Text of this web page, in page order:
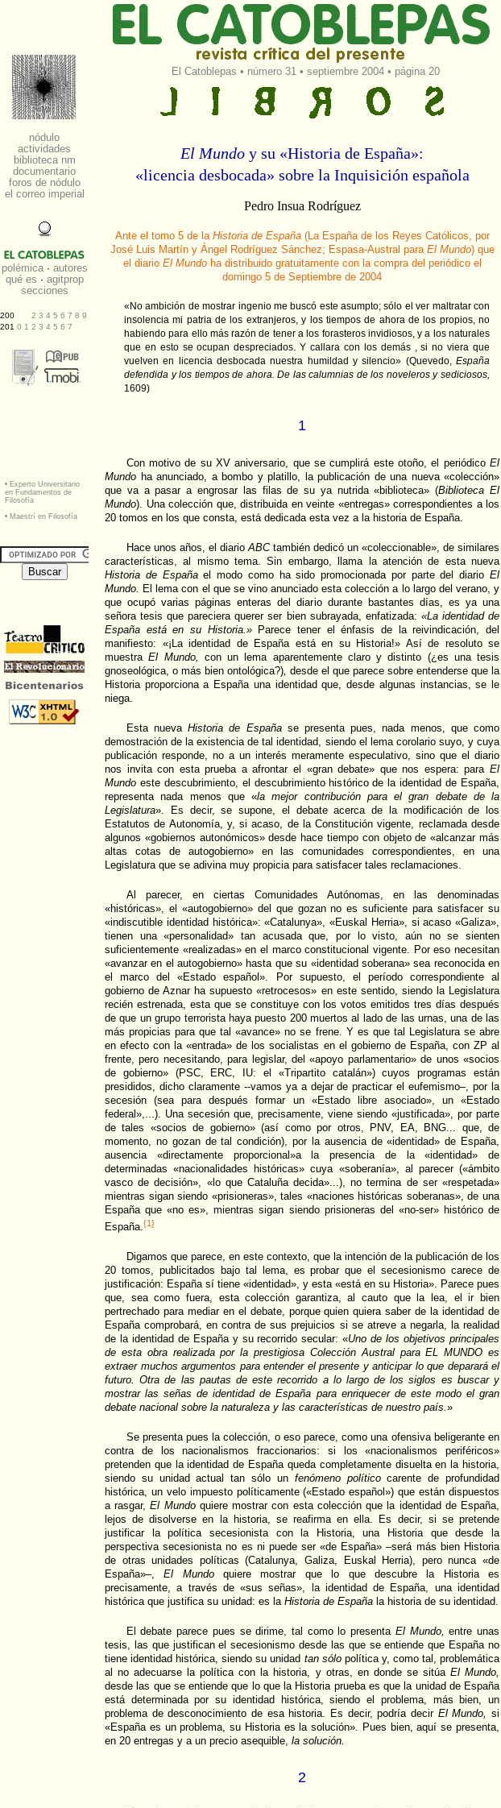
El Catoblepas • número 31• septiembre 2004 • página 20
El Mundo y su «Historia de España»:
«licencia desbocada» sobre la Inquisición española
Pedro Insua Rodríguez
Ante el tomo 5 de la Historia de España(La España de los Reyes Católicos, por
José Luis Martín y Ángel Rodríguez Sánchez; Espasa-Austral para El Mundo) que
el diario El Mundoha distribuido gratuitamente con la compra del periódico el
domingo 5 de Septiembre de 2004
«No ambición de mostrar ingenio me buscó este asumpto; sólo el ver maltratar con
insolencia mi patria de los extranjeros, y los tiempos de ahora de los propios, no
habiendo para ello más razón de tener a los forasteros invidiosos, y a los naturales
que en esto se ocupan despreciados. Y callara con los demás , si no viera que
vuelven en licencia desbocada nuestra humildad y silencio» (Quevedo, España
defendida y los tiempos de ahora. De las calumnias de los noveleros y sediciosos,
1609)
1
Con motivo de su XV aniversario, que se cumplirá este otoño, el periódico El
Mundo ha anunciado, a bombo y platillo, la publicación de una nueva «colección»
que va a pasar a engrosar las filas de su ya nutrida «biblioteca» (Biblioteca El
Mundo). Una colección que, distribuida en veinte «entregas» correspondientes a los
20 tomos en los que consta, está dedicada esta vez a la historia de España.
Hace unos años, el diarioABCtambién dedicó un «coleccionable», de similares
características, al mismo tema. Sin embargo, llama la atención de esta nueva
Historia de Españael modo como ha sido promocionada por parte del diarioEl
Mundo. El lema con el que se vino anunciado esta colección a lo largo del verano, y
que ocupó varias páginas enteras del diario durante bastantes días, es ya una
señora tesis que pareciera querer ser bien subrayada, enfatizada: «La identidad de
España está en su Historia.»Parece tener el énfasis de la reivindicación, del
manifiesto: «¡La identidad de España está en su Historia!» Así de resoluto se
muestraEl Mundo, con un lema aparentemente claro y distinto (¿es una tesis
gnoseológica, o más bien ontológica?), desde el que parece sobre entenderse que la
Historia proporciona a España una identidad que, desde algunas instancias, se le
niega.
Esta nuevaHistoria de Españase presenta pues, nada menos, que como
demostración de la existencia de tal identidad, siendo el lema corolario suyo, y cuya
publicación responde, no a un interés meramente especulativo, sino que el diario
nos invita con esta prueba a afrontar el «gran debate» que nos espera: para El
Mundo este descubrimiento, el descubrimiento histórico de la identidad de España,
representa nada menos que «la mejor contribución para el gran debate de la
Legislatura». Es decir, se supone, el debate acerca de la modificación de los
Estatutos de Autonomía, y, si acaso, de la Constitución vigente, reclamada desde
algunos «gobiernos autonómicos» desde hace tiempo con objeto de «alcanzar más
altas cotas de autogobierno» en las comunidades correspondientes, en una
Legislatura que se adivina muy propicia para satisfacer tales reclamaciones.
Al parecer, en ciertas Comunidades Autónomas, en las denominadas
«históricas», el «autogobierno» del que gozan no es suficiente para satisfacer su
«indiscutible identidad histórica»: «Catalunya», «Euskal Herria», si acaso «Galiza»,
tienen una «personalidad» tan acusada que, por lo visto, aún no se sienten
suficientemente «realizadas» en el marco constitucional vigente. Por eso necesitan
«avanzar en el autogobierno» hasta que su «identidad soberana» sea reconocida en
el marco del «Estado español». Por supuesto, el período correspondiente al
gobierno de Aznar ha supuesto «retrocesos» en este sentido, siendo la Legislatura
recién estrenada, esta que se constituye con los votos emitidos tres días después
de que un grupo terrorista haya puesto 200 muertos al lado de las urnas, una de las
más propicias para que tal «avance» no se frene. Y es que tal Legislatura se abre
en efecto con la «entrada» de los socialistas en el gobierno de España, con ZP al
frente, pero necesitando, para legislar, del «apoyo parlamentario» de unos «socios
de gobierno» (PSC, ERC, IU: el «Tripartito catalán») cuyos programas están
presididos, dicho claramente --vamos ya a dejar de practicar el eufemismo–, por la
secesión (sea para después formar un «Estado libre asociado», un «Estado
federal»,...). Una secesión que, precisamente, viene siendo «justificada», por parte
de tales «socios de gobierno» (así como por otros, PNV, EA, BNG... que, de
momento, no gozan de tal condición), por la ausencia de «identidad» de España,
ausencia «directamente proporcional»a la presencia de la «identidad» de
determinadas «nacionalidades históricas» cuya «soberanía», al parecer («ámbito
vasco de decisión», «lo que Cataluña decida»...), no termina de ser «respetada»
mientras sigan siendo «prisioneras», tales «naciones históricas soberanas», de una
España que «no es», mientras sigan siendo prisioneras del «no-ser» histórico de
España.{1}
Digamos que parece, en este contexto, que la intención de la publicación de los
20 tomos, publicitados bajo tal lema, es probar que el secesionismo carece de
justificación: España sí tiene «identidad», y esta «está en su Historia». Parece pues
que, sea como fuera, esta colección garantiza, al cauto que la lea, el ir bien
pertrechado para mediar en el debate, porque quien quiera saber de la identidad de
España comprobará, en contra de sus prejuicios si se atreve a negarla, la realidad
de la identidad de España y su recorrido secular: «Uno de los objetivos principales
de esta obra realizada por la prestigiosa Colección Austral para EL MUNDO es
extraer muchos argumentos para entender el presente y anticipar lo que deparará el
futuro. Otra de las pautas de este recorrido a lo largo de los siglos es buscar y
mostrar las señas de identidad de España para enriquecer de este modo el gran
debate nacional sobre la naturaleza y las características de nuestro país.»
Se presenta pues la colección, o eso parece, como una ofensiva beligerante en
contra de los nacionalismos fraccionarios: si los «nacionalismos periféricos»
pretenden que la identidad de España queda completamente disuelta en la historia,
siendo su unidad actual tan sólo un fenómeno políticocarente de profundidad
histórica, un velo impuesto políticamente («Estado español») que están dispuestos
a rasgar,El Mundoquiere mostrar con esta colección que la identidad de España,
lejos de disolverse en la historia, se reafirma en ella. Es decir, si se pretende
justificar la política secesionista con la Historia, una Historia que desde la
perspectiva secesionista no es ni puede ser «de España» –será más bien Historia
de otras unidades políticas (Catalunya, Galiza, Euskal Herria), pero nunca «de
España»–,El Mundoquiere mostrar que lo que descubre la Historia es
precisamente, a través de «sus señas», la identidad de España, una identidad
histórica que justifica su unidad: es la Historia de España la historia de su identidad.
El debate parece pues se dirime, tal como lo presenta El Mundo, entre unas
tesis, las que justifican el secesionismo desde las que se entiende que España no
tiene identidad histórica, siendo su unidad tan sólopolítica y, como tal, problemática
al no adecuarse la política con la historia, y otras, en donde se sitúa El Mundo,
desde las que se entiende que lo que la Historia prueba es que la unidad de España
está determinada por su identidad histórica, siendo el problema, más bien, un
problema de desconocimiento de esa historia. Es decir, podría decir El Mundo, si
«España es un problema, su Historia es la solución». Pues bien, aquí se presenta,
en 20 entregas y a un precio asequible, la solución.
2